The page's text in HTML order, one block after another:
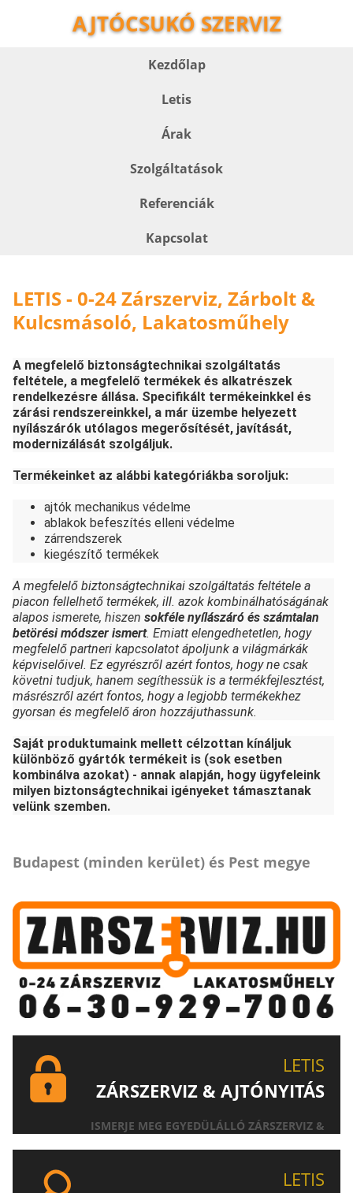
AJTÓCSUKÓ SZERVIZ
Kezdőlap
Letis
Árak
Szolgáltatások
Referenciák
Kapcsolat
LETIS - 0-24 Zárszerviz, Zárbolt &
Kulcsmásoló, Lakatosműhely
A megfelelő biztonságtechnikai szolgáltatás
feltétele, a megfelelő termékek és alkatrészek
rendelkezésre állása. Specifikált termékeinkkel és
zárási rendszereinkkel, a már üzembe helyezett
nyílászárók utólagos megerősítését, javítását,
modernizálását szolgáljuk.
Termékeinket az alábbi kategóriákba soroljuk:
ajtók mechanikus védelme
ablakok befeszítés elleni védelme
zárrendszerek
kiegészítő termékek
A megfelelő biztonságtechnikai szolgáltatás feltétele a
piacon fellelhető termékek, ill. azok kombinálhatóságának
alapos ismerete, hiszen sokféle nyílászáró és számtalan
betörési módszer ismert. Emiatt elengedhetetlen, hogy
megfelelő partneri kapcsolatot ápoljunk a világmárkák
képviselőivel. Ez egyrészről azért fontos, hogy ne csak
követni tudjuk, hanem segíthessük is a termékfejlesztést,
másrészről azért fontos, hogy a legjobb termékekhez
gyorsan és megfelelő áron hozzájuthassunk.
Saját produktumaink mellett célzottan kínáljuk
különböző gyártók termékeit is (sok esetben
kombinálva azokat) - annak alapján, hogy ügyfeleink
milyen biztonságtechnikai igényeket támasztanak
velünk szemben.
Budapest (minden kerület) és Pest megye
LETIS
ZÁRSZERVIZ & AJTÓNYITÁS
ISMERJE MEG EGYEDÜLÁLLÓ ZÁRSZERVIZ &
LETIS